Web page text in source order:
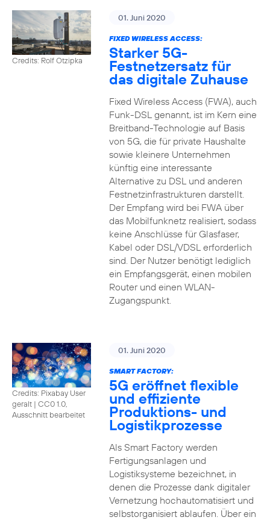
Credits: Rolf Otzipka
01. Juni 2020
FIXED WIRELESS ACCESS:
Starker 5G-
Festnetzersatz für
das digitale Zuhause
Fixed Wireless Access (FWA), auch
Funk-DSL genannt, ist im Kern eine
Breitband-Technologie auf Basis
von 5G, die für private Haushalte
sowie kleinere Unternehmen
künftig eine interessante
Alternative zu DSL und anderen
Festnetzinfrastrukturen darstellt.
Der Empfang wird bei FWA über
das Mobilfunknetz realisiert, sodass
keine Anschlüsse für Glasfaser,
Kabel oder DSL/VDSL erforderlich
sind. Der Nutzer benötigt lediglich
ein Empfangsgerät, einen mobilen
Router und einen WLAN-
Zugangspunkt.
Credits: Pixabay User
geralt | CC0 1.0,
Ausschnitt bearbeitet
01. Juni 2020
SMART FACTORY:
5G eröffnet flexible
und effiziente
Produktions- und
Logistikprozesse
Als Smart Factory werden
Fertigungsanlagen und
Logistiksysteme bezeichnet, in
denen die Prozesse dank digitaler
Vernetzung hochautomatisiert und
selbstorganisiert ablaufen. Über ein